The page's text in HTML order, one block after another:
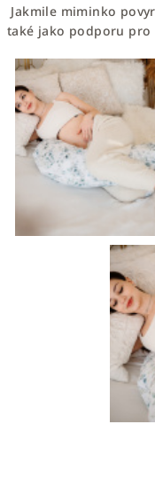
Jakmile miminko
také jako podporu pro